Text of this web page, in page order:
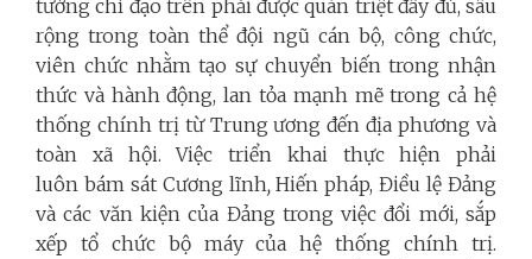
tưởng chỉ đạo trên phải được quán triệt đầy đủ, sâu
rộng trong toàn thể đội ngũ cán bộ, công chức,
viên chức nhằm tạo sự chuyển biến trong nhận
thức và hành động, lan tỏa mạnh mẽ trong cả hệ
thống chính trị từ Trung ương đến địa phương và
toàn xã hội. Việc triển khai thực hiện phải
luôn bám sát Cương lĩnh,Hiến pháp, Điều lệ Đảng
và các văn kiện của Đảng trong việc đổi mới, sắp
xếp tổ chức bộ máy của hệ thống chính trị.